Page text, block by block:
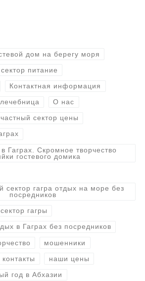
дом на берегу моря
питание
Контактная информация
О нас
сектор цены
Гаграх. Скромное творчество
гостевого домика
сектор гагра отдых на море без
посредников
гагры
в Гаграх без посредников
мошенники
наши цены
год в Абхазии